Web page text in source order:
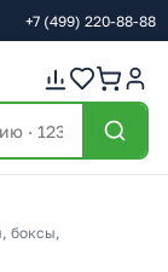
+7 (499) 220-88-88
боксы,